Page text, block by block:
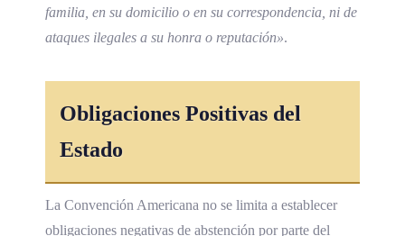
familia, en su domicilio o en su correspondencia, ni de
ataques ilegales a su honra o reputación».
Obligaciones Positivas del
Estado
La Convención Americana no se limita a establecer
obligaciones negativas de abstención por parte del